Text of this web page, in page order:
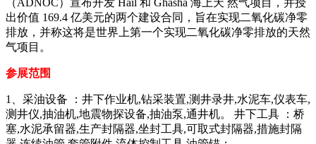
（ADNOC）宣布开发 Hail 和 Ghasha 海上天 然气项目，并授
出价值 169.4 亿美元的两个建设合同，旨在实现二氧化碳净零
排放，并称这将是世界上第一个实现二氧化碳净零排放的天然
气项目。
参展范围
1、采油设备 ：井下作业机,钻采装置,测井录井,水泥车,仪表车,
测井仪,抽油机,地震物探设备,抽油泵,通井机。 井下工具 ：桥
塞,水泥承留器,生产封隔器,坐封工具,可取式封隔器,措施封隔